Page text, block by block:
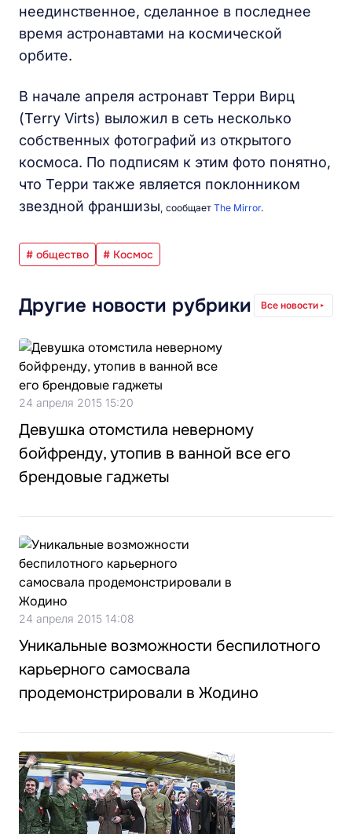
неединственное, сделанное в последнее
время астронавтами на космической
орбите.
В начале апреля астронавт Терри Вирц
(Terry Virts) выложил в сеть несколько
собственных фотографий из открытого
космоса. По подписям к этим фото понятно,
что Терри также является поклонником
звездной франшизы, сообщает The Mirror.
# общество # Космос
Другие новости рубрики Все новости
24 апреля 2015 15:20
Девушка отомстила неверному
бойфренду, утопив в ванной все его
брендовые гаджеты
24 апреля 2015 14:08
Уникальные возможности беспилотного
карьерного самосвала
продемонстрировали в Жодино